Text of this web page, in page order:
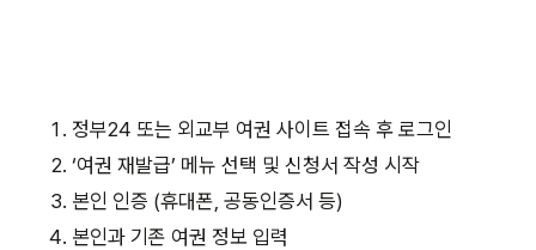
정부24 또는 외교부 여권 사이트 접속 후 로그인
‘여권 재발급’ 메뉴 선택 및 신청서 작성 시작
본인 인증 (휴대폰, 공동인증서 등)
본인과 기존 여권 정보 입력